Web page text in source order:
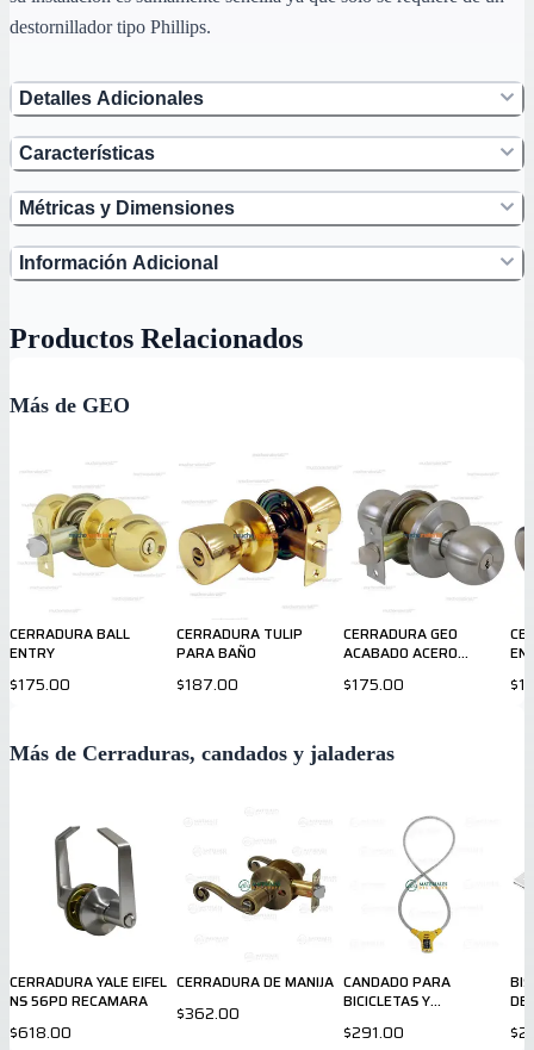
destornillador tipo Phillips.
Detalles Adicionales
Características
Métricas y Dimensiones
Información Adicional
Productos Relacionados
Más de GEO
CERRADURA BALL
ENTRY
$175.00
CERRADURA TULIP
PARA BAÑO
$187.00
CERRADURA GEO
ACABADO ACERO
$175.00
Más de Cerraduras, candados y jaladeras
CERRADURA YALE EIFEL
NS 56PD RECAMARA
$618.00
CERRADURA DE MANIJA
$362.00
CANDADO PARA
BICICLETAS Y
$291.00
DE